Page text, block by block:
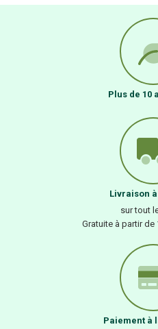
Plus de 10
Livraison
sur tout
Gratuite à partir de
Paiement à